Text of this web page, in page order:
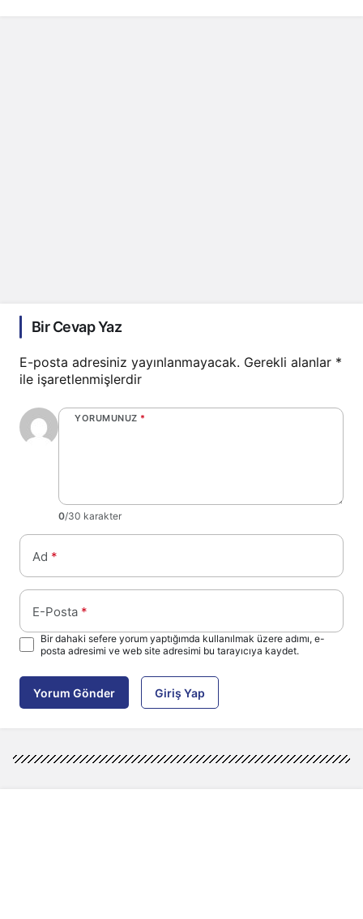
Bir Cevap Yaz
E-posta adresiniz yayınlanmayacak. Gerekli alanlar *
ile işaretlenmişlerdir
YORUMUNUZ *
0/30 karakter
Ad *
E-Posta *
Bir dahaki sefere yorum yaptığımda kullanılmak üzere adımı, e-
posta adresimi ve web site adresimi bu tarayıcıya kaydet.
Yorum Gönder Giriş Yap